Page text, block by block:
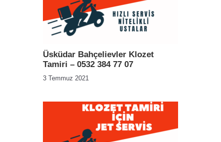
Üsküdar Bahçelievler Klozet
Tamiri – 0532 384 77 07
3 Temmuz 2021